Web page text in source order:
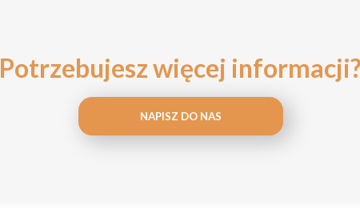
Potrzebujesz więcej
NAPISZ DO NAS